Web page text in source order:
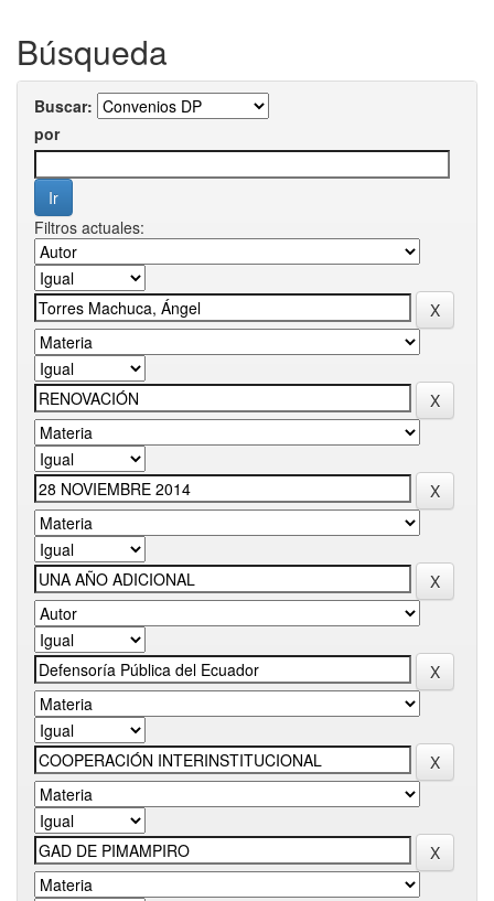
Búsqueda
Buscar:
por
Filtros actuales: